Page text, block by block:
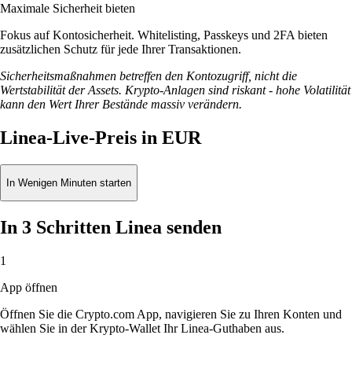
Maximale Sicherheit bieten
Fokus auf Kontosicherheit. Whitelisting, Passkeys und 2FA bieten
zusätzlichen Schutz für jede Ihrer Transaktionen.
Sicherheitsmaßnahmen betreffen den Kontozugriff, nicht die
Wertstabilität der Assets. Krypto-Anlagen sind riskant - hohe Volatilität
kann den Wert Ihrer Bestände massiv verändern.
Linea-Live-Preis in EUR
In Wenigen Minuten starten
In 3 Schritten Linea senden
1
App öffnen
Öffnen Sie die Crypto.com App, navigieren Sie zu Ihren Konten und
wählen Sie in der Krypto-Wallet Ihr Linea-Guthaben aus.